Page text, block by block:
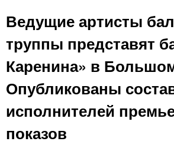
Ведущие артисты
труппы представят
Каренина» в
Опубликованы
исполнителей
показов